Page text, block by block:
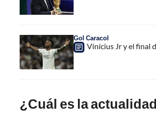
Gol Caracol
Vinícius Jr y el final
¿Cuál es la